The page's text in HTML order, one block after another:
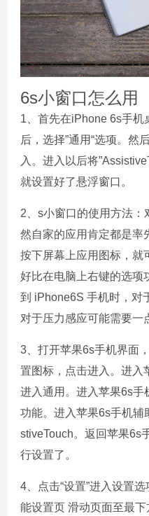
6s小窗口怎么用
1、首先在iPhone 6s手机
后，选择”通用“选项。然
入。进入以后将
就设置好了悬浮窗口。
2、s小窗口的使用方法：
然自家的应用肯定都是率
按下屏幕上应用图标，就
好比在电脑上右键的选项
到 iPhone6S 手机时，对
对于压力感应可能需要一
3、打开苹果6s手机界面
置图标，点击进入。进入
进入通用。进入苹果6s手
功能。进入苹果6s手机辅
stiveTouch。返回苹果6s
行设置了。
4、点击“设置”进入设置
能设置页 滑动页面至最下